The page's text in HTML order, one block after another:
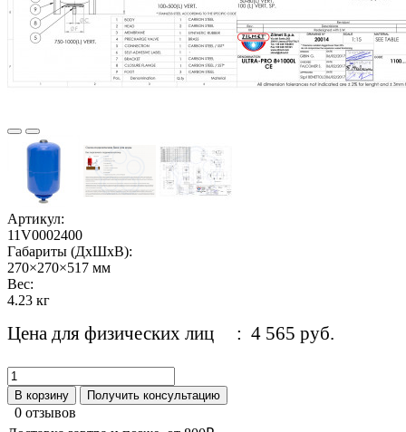
Артикул:
11V0002400
Габариты (ДхШхВ):
270×270×517 мм
Вес:
4.23 кг
Цена для физических лиц : 4 565 руб.
В корзину Получить консультацию
0 отзывов